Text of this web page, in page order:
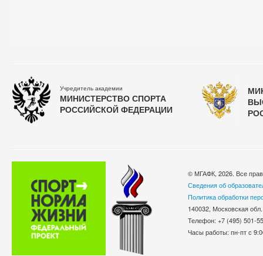
Учредитель академии
МИНИСТЕРСТВО СПОРТА
РОССИЙСКОЙ ФЕДЕРАЦИИ
© МГАФК, 2026. Все
Сведения об
Политика обработки
140032, Московская
Телефон: +7 (495)
Часы работы: пн-пт с